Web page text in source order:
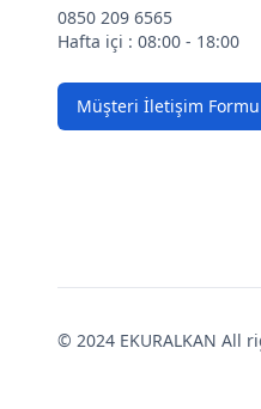
0850 209 6565
Hafta içi : 08:00 - 18:00
Müşteri İletişim Formu
© 2024 EKURALKAN All